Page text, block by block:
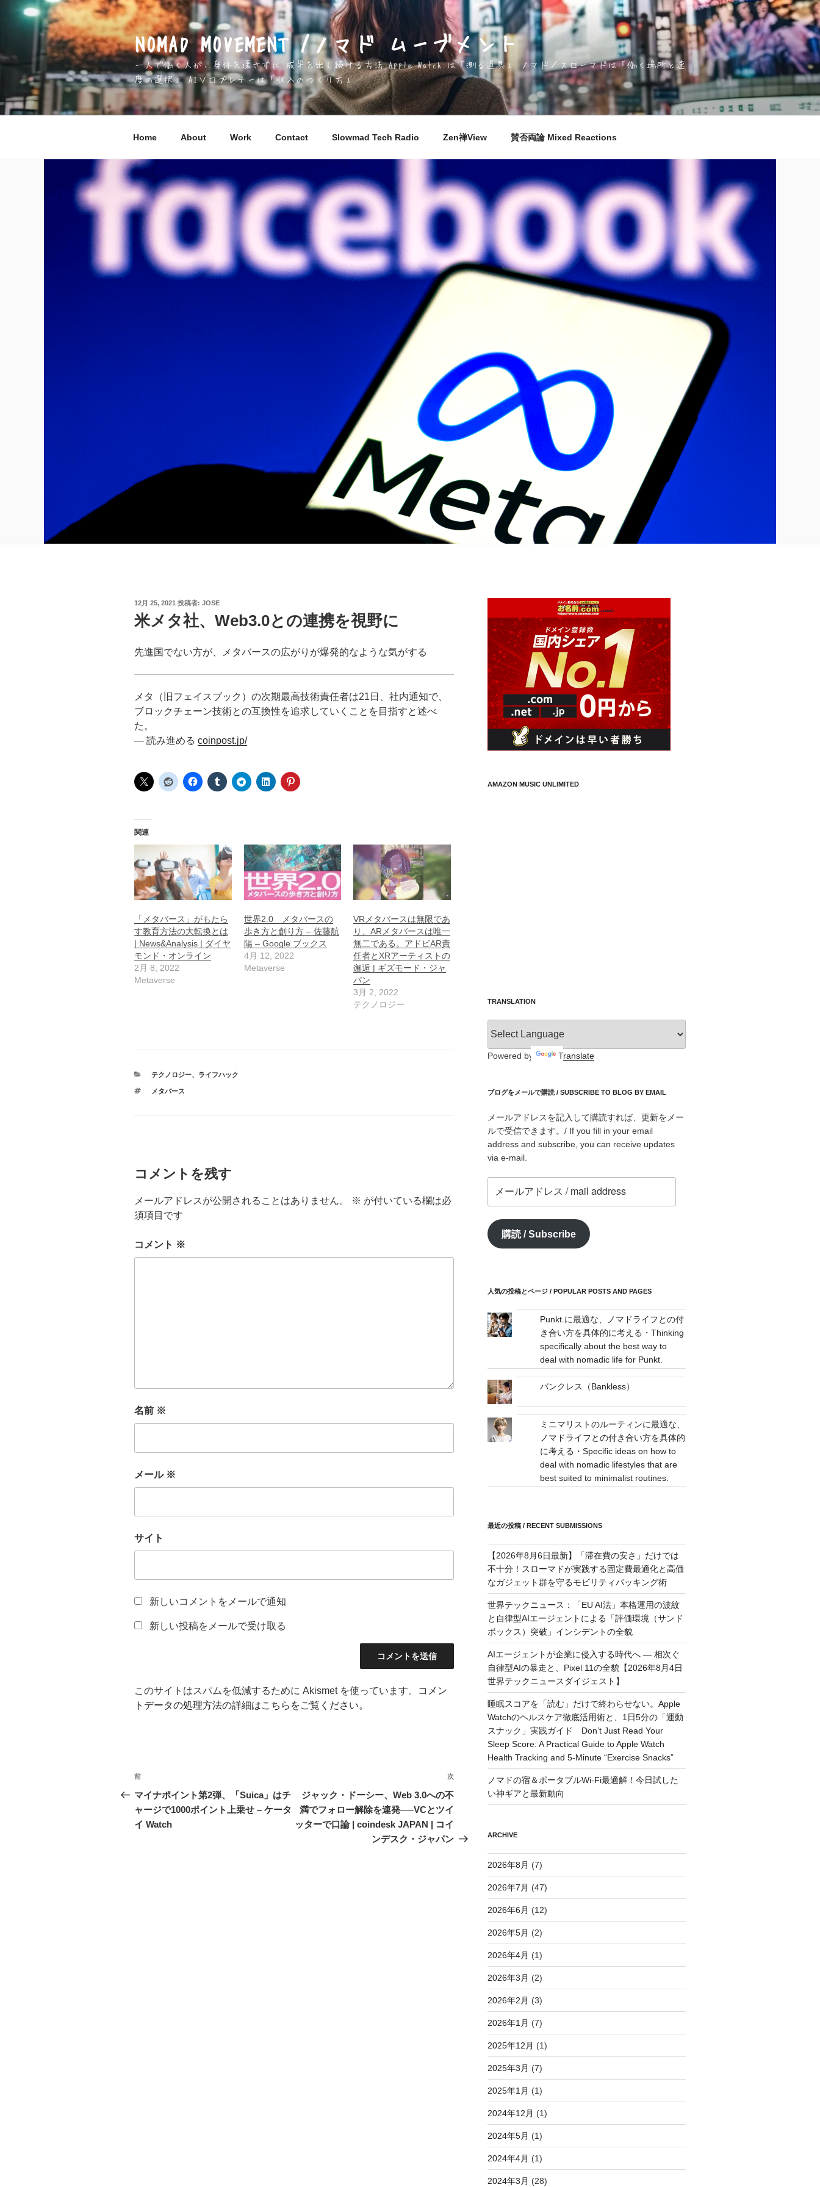
キ
NOMAD MOVEMENT /ノマド ムーブメント
一人で働く人が、身体を壊さずに 成果を出し続ける方法 Apple Watch は「測る道具」 ノマド／スローマドは「働く場所と速
度の選択」 AIソロプレナーは「収入のつくり方」
Home About Work Contact Slowmad Tech Radio Zen禅View 賛否両論 Mixed Reactions
投
稿
日:
12月 25, 2021 投稿者: JOSE
米メタ社、Web3.0との連携を視野に
先進国でない方が、メタバースの広がりが爆発的なような気がする
メタ（旧フェイスブック）の次期最高技術責任者は21日、社内通知で、
ブロックチェーン技術との互換性を追求していくことを目指すと述べ
た。
— 読み進める coinpost.jp/
関連
「メタバース」がもたら
す教育方法の大転換とは
| News&Analysis | ダイヤ
モンド・オンライン
2月 8, 2022
Metaverse
世界2.0 メタバースの
歩き方と創り方 – 佐藤航
陽 – Google ブックス
4月 12, 2022
Metaverse
VRメタバースは無限であ
り、ARメタバースは唯一
無二である。アドビAR責
任者とXRアーティストの
邂逅 | ギズモード・ジャ
パン
3月 2, 2022
テクノロジー
カ
ゴ
テクノロジー、 ライフハック
タ
メタバース
コメントを残す
メールアドレスが公開されることはありません。 ※ が付いている欄は必
須項目です
コメント ※
名前 ※
メール ※
サイト
新しいコメントをメールで通知
新しい投稿をメールで受け取る
このサイトはスパムを低減するために Akismet を使っています。
コメン
トデータの処理方法の詳細はこちらをご覧ください。
投
稿
ナ
前
の
投
稿
前
マイナポイント第2弾、「Suica」はチ
ャージで1000ポイント上乗せ – ケータ
イ Watch
次
の
次
ジャック・ドーシー、Web 3.0への不
満でフォロー解除を連発──VCとツイ
ッターで口論 | coindesk JAPAN | コイ
ンデスク・ジャパン
AMAZON MUSIC UNLIMITED
TRANSLATION
Powered by Translate
ブログをメールで購読 / SUBSCRIBE TO BLOG BY EMAIL
メールアドレスを記入して購読すれば、更新をメー
ルで受信できます。/ If you fill in your email
address and subscribe, you can receive updates
via e-mail.
ア
ド
mail
購読 / Subscribe
人気の投稿とページ / POPULAR POSTS AND PAGES
Punkt.に最適な、ノマドライフとの付
き合い方を具体的に考える・Thinking
specifically about the best way to
deal with nomadic life for Punkt.
バンクレス（Bankless）
ミニマリストのルーティンに最適な、
ノマドライフとの付き合い方を具体的
に考える・Specific ideas on how to
deal with nomadic lifestyles that are
best suited to minimalist routines.
最近の投稿 / RECENT SUBMISSIONS
【2026年8月6日最新】「滞在費の安さ」だけでは
不十分！スローマドが実践する固定費最適化と高価
なガジェット群を守るモビリティパッキング術
世界テックニュース：「EU AI法」本格運用の波紋
と自律型AIエージェントによる「評価環境（サンド
ボックス）突破」インシデントの全貌
AIエージェントが企業に侵入する時代へ — 相次ぐ
自律型AIの暴走と、Pixel 11の全貌【2026年8月4日
世界テックニュースダイジェスト】
睡眠スコアを「読む」だけで終わらせない。Apple
Watchのヘルスケア徹底活用術と、1日5分の「運動
スナック」実践ガイド Don’t Just Read Your
Sleep Score: A Practical Guide to Apple Watch
Health Tracking and 5-Minute “Exercise Snacks”
ノマドの宿＆ポータブルWi-Fi最適解！今日試した
い神ギアと最新動向
ARCHIVE
2026年8月 (7)
2026年7月 (47)
2026年6月 (12)
2026年5月 (2)
2026年4月 (1)
2026年3月 (2)
2026年2月 (3)
2026年1月 (7)
2025年12月 (1)
2025年3月 (7)
2025年1月 (1)
2024年12月 (1)
2024年5月 (1)
2024年4月 (1)
2024年3月 (28)